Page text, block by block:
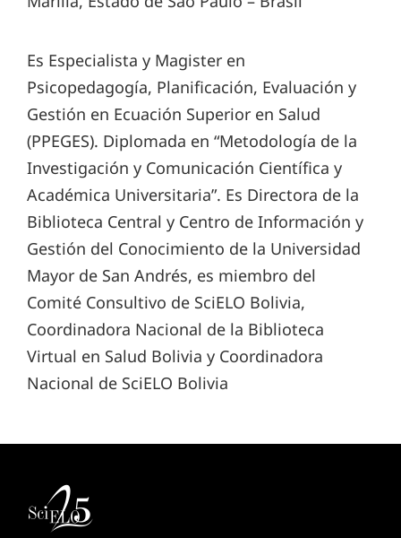
Es Especialista y Magister en
Psicopedagogía, Planificación, Evaluación y
Gestión en Ecuación Superior en Salud
(PPEGES). Diplomada en “Metodología de la
Investigación y Comunicación Científica y
Académica Universitaria”. Es Directora de la
Biblioteca Central y Centro de Información y
Gestión del Conocimiento de la Universidad
Mayor de San Andrés, es miembro del
Comité Consultivo de SciELO Bolivia,
Coordinadora Nacional de la Biblioteca
Virtual en Salud Bolivia y Coordinadora
Nacional de SciELO Bolivia